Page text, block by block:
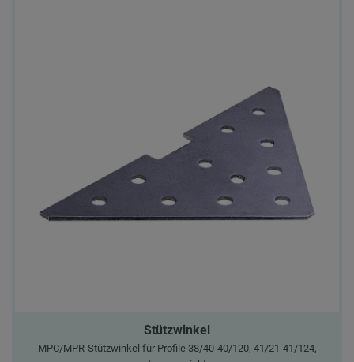
Stützwinkel
MPC/MPR-Stützwinkel für Profile 38/40-40/120, 41/21-41/124,